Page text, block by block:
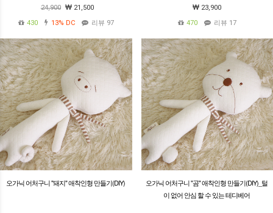
24,900
21,500
430
13% DC 리뷰 97
23,900
470
리뷰 17
오가닉 어처구니 "돼지" 애착인형 만들기(DIY)
오가닉 어처구니 "곰" 애착인형 만들기(DIY)_털
이 없어 안심 할 수 있는 테디베어